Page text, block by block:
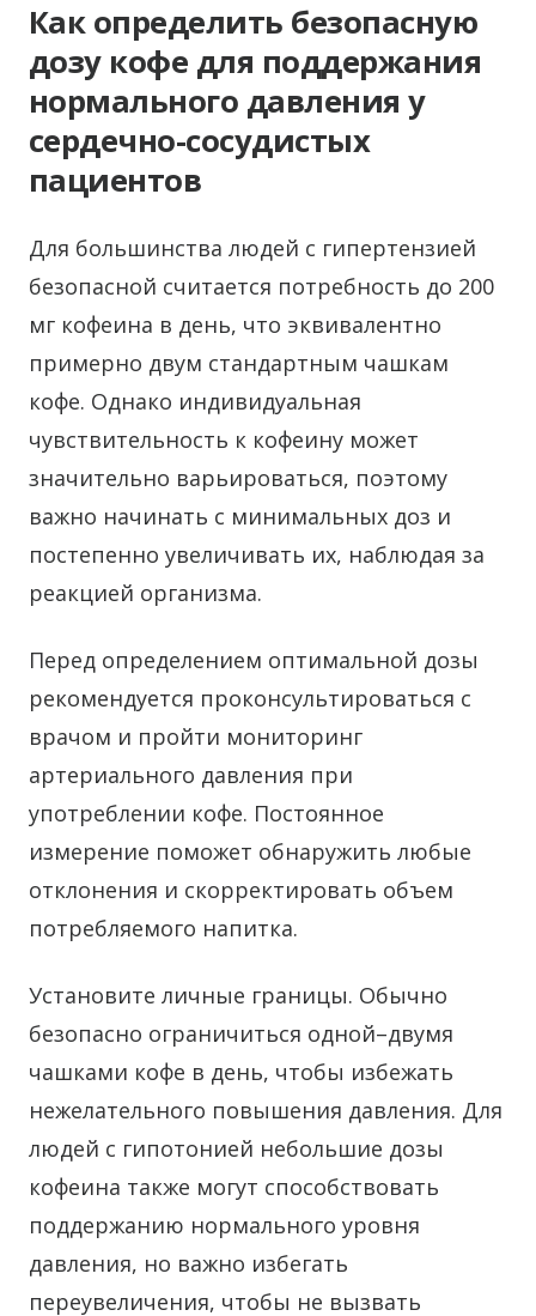
Как определить безопасную
дозу кофе для поддержания
нормального давления у
сердечно-сосудистых
пациентов
Для большинства людей с гипертензией
безопасной считается потребность до 200
мг кофеина в день, что эквивалентно
примерно двум стандартным чашкам
кофе. Однако индивидуальная
чувствительность к кофеину может
значительно варьироваться, поэтому
важно начинать с минимальных доз и
постепенно увеличивать их, наблюдая за
реакцией организма.
Перед определением оптимальной дозы
рекомендуется проконсультироваться с
врачом и пройти мониторинг
артериального давления при
употреблении кофе. Постоянное
измерение поможет обнаружить любые
отклонения и скорректировать объем
потребляемого напитка.
Установите личные границы. Обычно
безопасно ограничиться одной–двумя
чашками кофе в день, чтобы избежать
нежелательного повышения давления. Для
людей с гипотонией небольшие дозы
кофеина также могут способствовать
поддержанию нормального уровня
давления, но важно избегать
переувеличения, чтобы не вызвать